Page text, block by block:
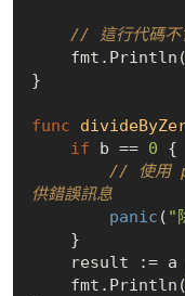
// 這行代碼不
    fmt.Println(
}
func
if b == 0 {
// 使用
供錯誤訊息
panic ( "
    fmt.Println(